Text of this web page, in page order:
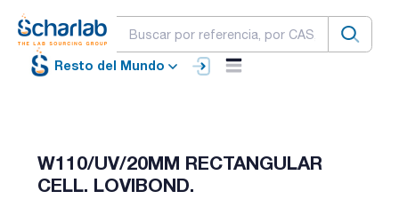
Resto del Mundo
W110/UV/20MM RECTANGULAR
CELL. LOVIBOND.